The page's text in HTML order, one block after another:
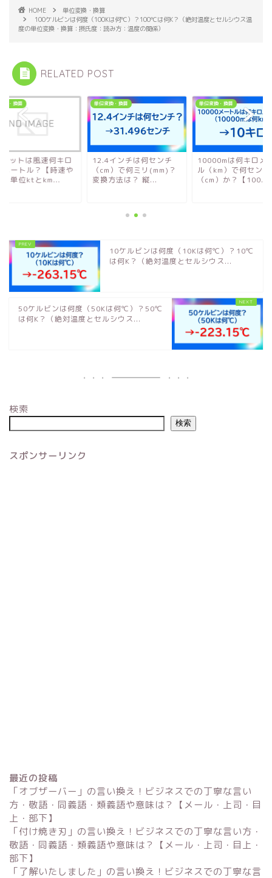
HOME
単位変換・換算
100ケルビンは何度（100Kは何℃）？100℃は何K？（絶対温度とセルシウス温
度の単位変換・換算：摂氏度：読み方：温度の関係）
RELATED POST
換・換算
ットは風速何キロ
メートル？【時速や
：単位ktとkm...
単位変換・換算
12.4インチは何センチ
（cm）で何ミリ(mm)？
変換方法は？ 縦...
単位変換・換算
10000mは何キロメ
ル（km）で何センチ
（cm）か？【100...
10ケルビンは何度（10Kは何℃）？10℃
は何K？（絶対温度とセルシウス...
50ケルビンは何度（50Kは何℃）？50℃
は何K？（絶対温度とセルシウス...
検索
検索
スポンサーリンク
最近の投稿
「オブザーバー」の言い換え！ビジネスでの丁寧な言い
方・敬語・同義語・類義語や意味は？【メール・上司・目
上・部下】
「付け焼き刃」の言い換え！ビジネスでの丁寧な言い方・
敬語・同義語・類義語や意味は？【メール・上司・目上・
部下】
「了解いたしました」の言い換え！ビジネスでの丁寧な言
Excel
単位変換・換算